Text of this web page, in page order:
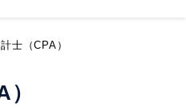
士（CPA）